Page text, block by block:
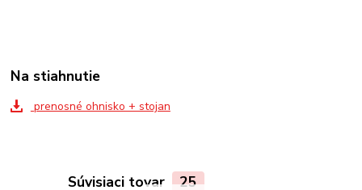
Na stiahnutie
prenosné ohnisko + stojan
Súvisiaci tovar 25